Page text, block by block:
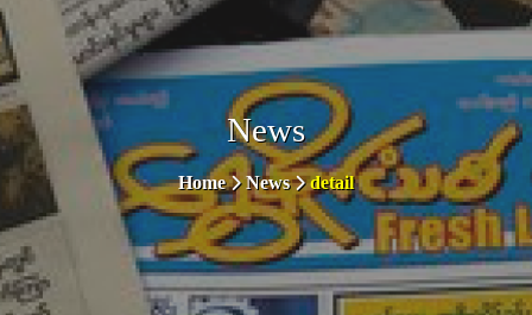
News
Home News detail